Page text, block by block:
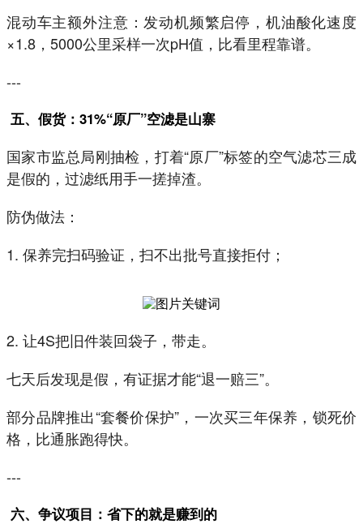
混动车主额外注意：发动机频繁启停，机油酸化速度
×1.8，5000公里采样一次pH值，比看里程靠谱。
---
五、假货：31%“原厂”空滤是山寨
国家市监总局刚抽检，打着“原厂”标签的空气滤芯三成
是假的，过滤纸用手一搓掉渣。
防伪做法：
1. 保养完扫码验证，扫不出批号直接拒付；
2. 让4S把旧件装回袋子，带走。
七天后发现是假，有证据才能“退一赔三”。
部分品牌推出“套餐价保护”，一次买三年保养，锁死价
格，比通胀跑得快。
---
六、争议项目：省下的就是赚到的